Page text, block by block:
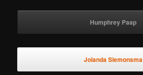
Humphrey Paap
Jolanda Siemonsma